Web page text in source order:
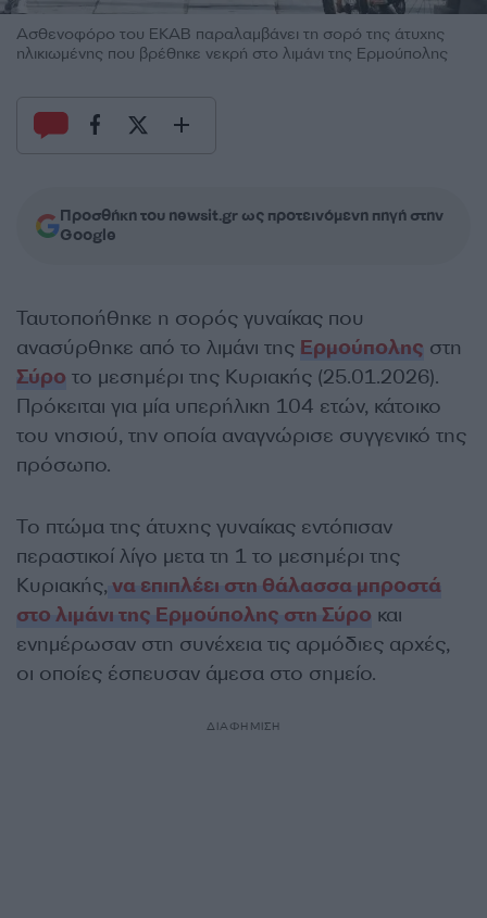
Ασθενοφόρο του ΕΚΑΒ παραλαμβάνει τη σορό της άτυχης
ηλικιωμένης που βρέθηκε νεκρή στο λιμάνι της Ερμούπολης
Προσθήκη του newsit.gr ως προτεινόμενη πηγή στην
Google
Ταυτοποήθηκε η σορός γυναίκας που
ανασύρθηκε από το λιμάνι της Ερμούπολης στη
Σύρο το μεσημέρι της Κυριακής (25.01.2026).
Πρόκειται για μία υπερήλικη 104 ετών, κάτοικο
του νησιού, την οποία αναγνώρισε συγγενικό της
πρόσωπο.
Το πτώμα της άτυχης γυναίκας εντόπισαν
περαστικοί λίγο μετα τη 1 το μεσημέρι της
Κυριακής, να επιπλέει στη θάλασσα μπροστά
στο λιμάνι της Ερμούπολης στη Σύρο και
ενημέρωσαν στη συνέχεια τις αρμόδιες αρχές,
οι οποίες έσπευσαν άμεσα στο σημείο.
ΔΙΑΦΗΜΙΣΗ